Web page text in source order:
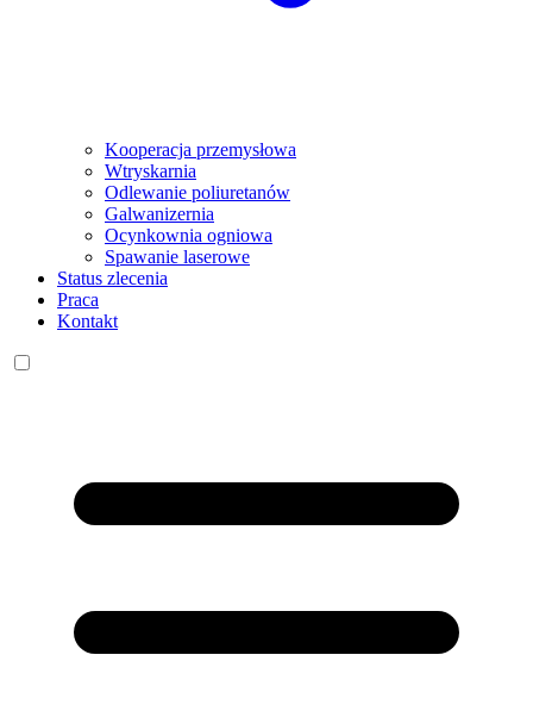
Kooperacja przemysłowa
Wtryskarnia
Odlewanie poliuretanów
Galwanizernia
Ocynkownia ogniowa
Spawanie laserowe
Status zlecenia
Praca
Kontakt